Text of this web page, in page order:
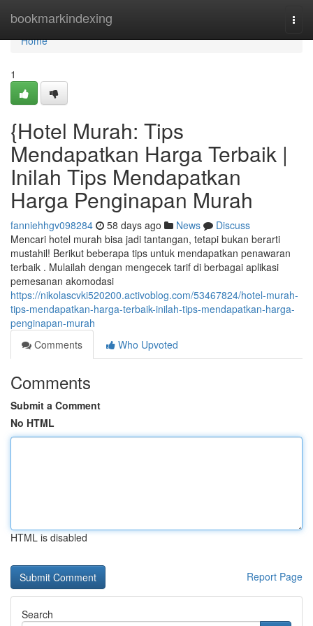
bookmarkindexing
Home
Home
1
{Hotel Murah: Tips
Mendapatkan Harga Terbaik |
Inilah Tips Mendapatkan
Harga Penginapan Murah
fanniehhgv098284 58 days ago News
Discuss
Mencari hotel murah bisa jadi tantangan, tetapi bukan berarti
mustahil! Berikut beberapa tips untuk mendapatkan penawaran
terbaik . Mulailah dengan mengecek tarif di berbagai aplikasi
pemesanan akomodasi
https://nikolascvki520200.activoblog.com/53467824/hotel-murah-
tips-mendapatkan-harga-terbaik-inilah-tips-mendapatkan-harga-
penginapan-murah
Comments
Who Upvoted
Comments
Submit a Comment
No HTML
HTML is disabled
Report Page
Search